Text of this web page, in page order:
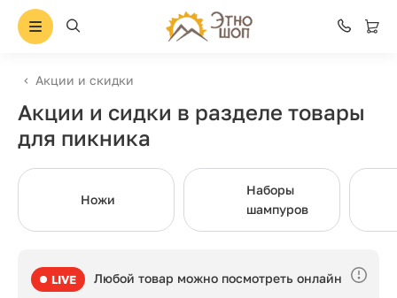
Акции и скидки
Акции и сидки в разделе товары
для пикника
Ножи
Наборы
шампуров
LIVE Любой товар можно посмотреть онлайн